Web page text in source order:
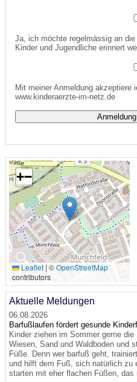
Ja, ich möchte regelmässig an
Kinder und Jugendliche erinnert
Mit meiner Anmeldung akzeptiere
www.kinderaerzte-im-netz.de
🔍
+−
Leaflet | ©OpenStreetMap
contributors
Aktuelle Meldungen
06.08.2026
Barfußlaufen fördert gesunde
Kinder ziehen im Sommer gerne
Wiesen, Sand und Waldboden und
Füße. Denn wer barfuß geht,
und hilft dem Fuß, sich natürlich zu
starten mit eher flachen Füßen, das